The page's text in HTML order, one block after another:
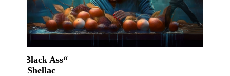
Black Ass“
Shellac